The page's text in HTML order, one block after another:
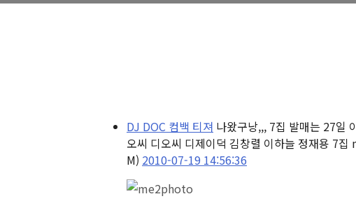
DJ DOC 컴백 티져 나왔구낭,,, 7집 발매는 27일
오씨 디오씨 디제이덕 김창렬 이하늘 정재용
M) 2010-07-19 14:56:36